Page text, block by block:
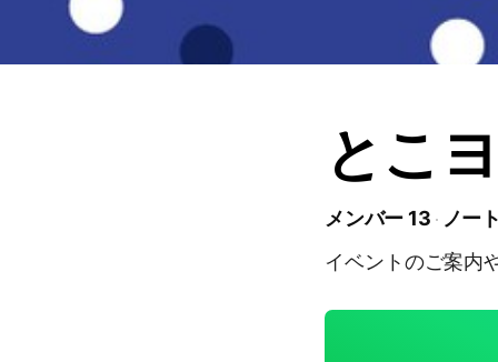
とこ
メンバー 13
ノー
イベントのご案内